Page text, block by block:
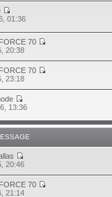
01:36
70
20:38
70
23:18
13:36
20:46
70
21:14